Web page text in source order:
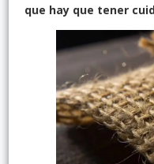
que hay que tener